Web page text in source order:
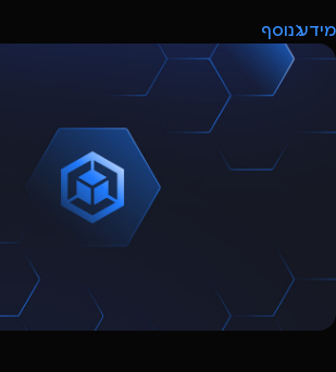
מידע נוסף